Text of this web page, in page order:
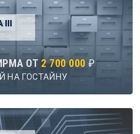
III
ОТ 2 700 000 ₽
НА ГОСТАЙНУ